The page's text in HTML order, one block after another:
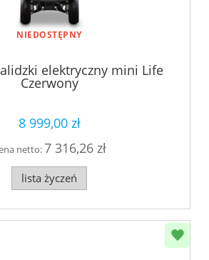
NIEDOSTĘPNY
elektryczny mini Life
Czerwony
8 999,00 zł
netto:7 316,26 zł
lista życzeń